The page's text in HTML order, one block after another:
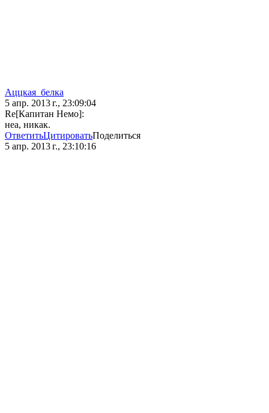
Аццкая_белка
5 апр. 2013 г., 23:09:04
Re[Капитан Немо]:
неа, никак.
ОтветитьЦитироватьПоделиться
5 апр. 2013 г., 23:10:16